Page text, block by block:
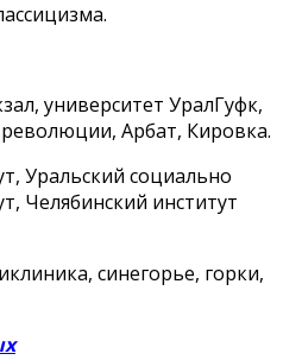
университет УралГуфк,
Арбат, Кировка.
Уральский социально
Челябинский институт
синегорье, горки,